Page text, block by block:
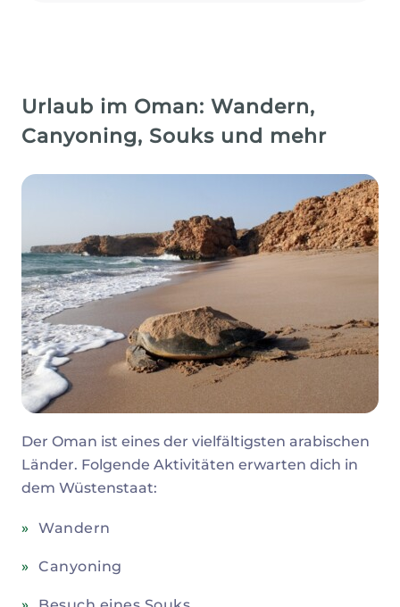
Urlaub im Oman: Wandern,
Canyoning, Souks und mehr
Der Oman ist eines der vielfältigsten arabischen
Länder. Folgende Aktivitäten erwarten dich in
dem Wüstenstaat:
Wandern
Canyoning